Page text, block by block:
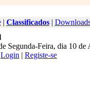
| Classificados|
Segunda-Feira, dia 10 de
Login | Registe-se